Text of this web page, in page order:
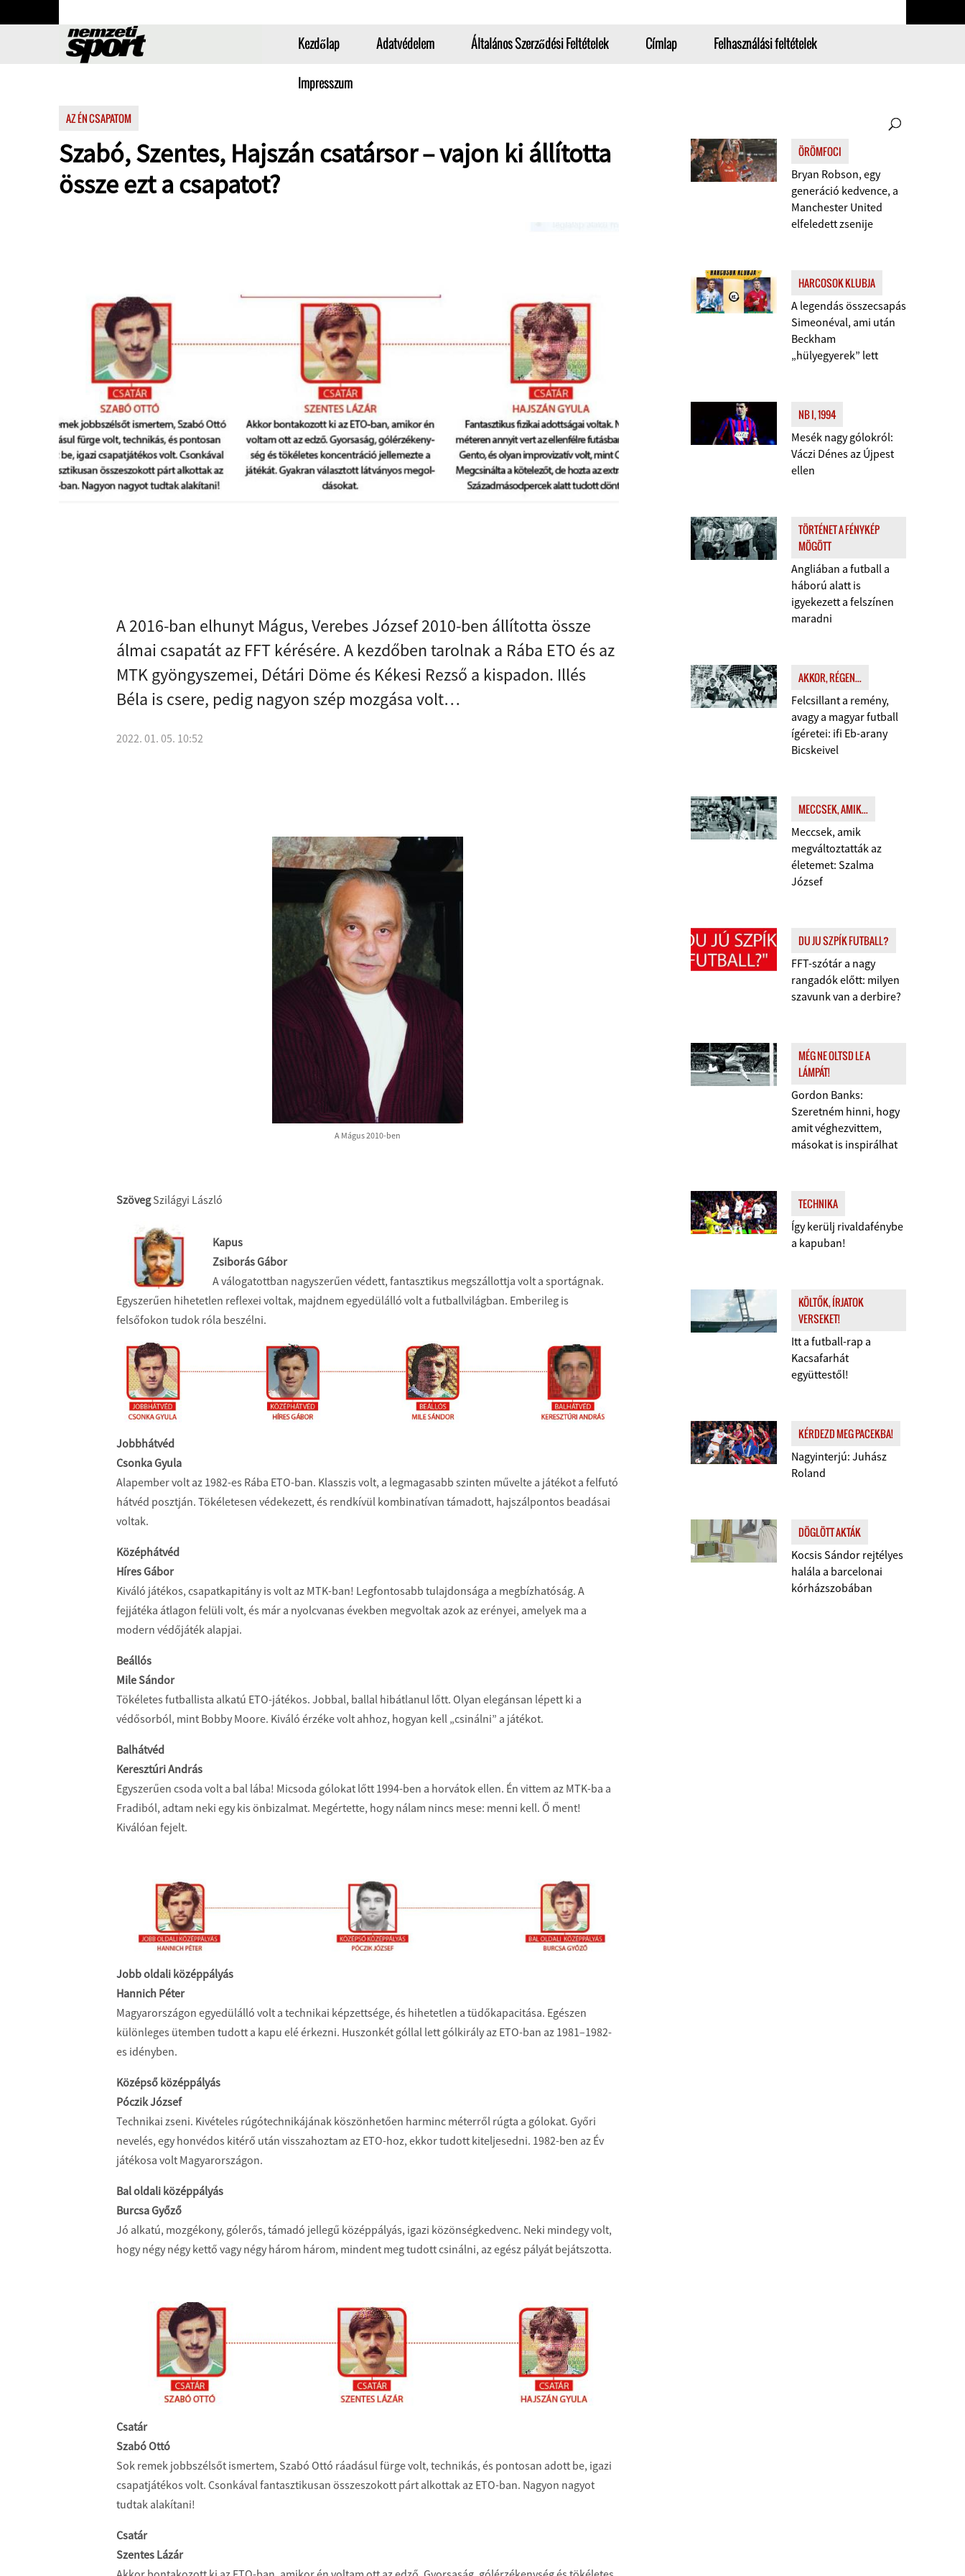
Kezdőlap Adatvédelem Általános Szerződési Feltételek Címlap Felhasználási feltételek
Impresszum
AZ ÉN CSAPATOM
Szabó, Szentes, Hajszán csatársor – vajon ki állította
össze ezt a csapatot?
A 2016-ban elhunyt Mágus, Verebes József 2010-ben állította össze
álmai csapatát az FFT kérésére. A kezdőben tarolnak a Rába ETO és az
MTK gyöngyszemei, Détári Döme és Kékesi Rezső a kispadon. Illés
Béla is csere, pedig nagyon szép mozgása volt…
2022. 01. 05. 10:52
A Mágus 2010-ben
SzövegSzilágyi László
Kapus
Zsiborás Gábor
A válogatottban nagyszerűen védett, fantasztikus megszállottja volt a sportágnak.
Egyszerűen hihetetlen reflexei voltak, majdnem egyedülálló volt a futballvilágban. Emberileg is
felsőfokon tudok róla beszélni.
Jobbhátvéd
Csonka Gyula
Alapember volt az 1982-es Rába ETO-ban. Klasszis volt, a legmagasabb szinten művelte a játékot a felfutó
hátvéd posztján. Tökéletesen védekezett, és rendkívül kombinatívan támadott, hajszálpontos beadásai
voltak.
Középhátvéd
Híres Gábor
Kiváló játékos, csapatkapitány is volt az MTK-ban! Legfontosabb tulajdonsága a megbízhatóság. A
fejjátéka átlagon felüli volt, és már a nyolcvanas években megvoltak azok az erényei, amelyek ma a
modern védőjáték alapjai.
Beállós
Mile Sándor
Tökéletes futballista alkatú ETO-játékos. Jobbal, ballal hibátlanul lőtt. Olyan elegánsan lépett ki a
védősorból, mint Bobby Moore. Kiváló érzéke volt ahhoz, hogyan kell „csinálni” a játékot.
Balhátvéd
Keresztúri András
Egyszerűen csoda volt a bal lába! Micsoda gólokat lőtt 1994-ben a horvátok ellen. Én vittem az MTK-ba a
Fradiból, adtam neki egy kis önbizalmat. Megértette, hogy nálam nincs mese: menni kell. Ő ment!
Kiválóan fejelt.
Jobb oldali középpályás
Hannich Péter
Magyarországon egyedülálló volt a technikai képzettsége, és hihetetlen a tüdőkapacitása. Egészen
különleges ütemben tudott a kapu elé érkezni. Huszonkét góllal lett gólkirály az ETO-ban az 1981–1982-
es idényben.
Középső középpályás
Póczik József
Technikai zseni. Kivételes rúgótechnikájának köszönhetően harminc méterről rúgta a gólokat. Győri
nevelés, egy honvédos kitérő után visszahoztam az ETO-hoz, ekkor tudott kiteljesedni. 1982-ben az Év
játékosa volt Magyarországon.
Bal oldali középpályás
Burcsa Győző
Jó alkatú, mozgékony, gólerős, támadó jellegű középpályás, igazi közönségkedvenc. Neki mindegy volt,
hogy négy négy kettő vagy négy három három, mindent meg tudott csinálni, az egész pályát bejátszotta.
Csatár
Szabó Ottó
Sok remek jobbszélsőt ismertem, Szabó Ottó ráadásul fürge volt, technikás, és pontosan adott be, igazi
csapatjátékos volt. Csonkával fantasztikusan összeszokott párt alkottak az ETO-ban. Nagyon nagyot
tudtak alakítani!
Csatár
Szentes Lázár
ÖRÖMFOCI
Bryan Robson, egy
generáció kedvence, a
Manchester United
elfeledett zsenije
HARCOSOK KLUBJA
A legendás összecsapás
Simeonéval, ami után
Beckham
„hülyegyerek” lett
NB I, 1994
Mesék nagy gólokról:
Váczi Dénes az Újpest
ellen
TÖRTÉNET A FÉNYKÉP
MÖGÖTT
Angliában a futball a
háború alatt is
igyekezett a felszínen
maradni
AKKOR, RÉGEN...
Felcsillant a remény,
avagy a magyar futball
ígéretei: ifi Eb-arany
Bicskeivel
MECCSEK, AMIK...
Meccsek, amik
megváltoztatták az
életemet: Szalma
József
DU JU SZPÍK FUTBALL?
FFT-szótár a nagy
rangadók előtt: milyen
szavunk van a derbire?
MÉG NE OLTSD LE A
LÁMPÁT!
Gordon Banks:
Szeretném hinni, hogy
amit véghezvittem,
másokat is inspirálhat
TECHNIKA
Így kerülj rivaldafénybe
a kapuban!
KÖLTŐK, ÍRJATOK
VERSEKET!
Itt a futball-rap a
Kacsafarhát
együttestől!
KÉRDEZD MEG PACEKBA!
Nagyinterjú: Juhász
Roland
DÖGLÖTT AKTÁK
Kocsis Sándor rejtélyes
halála a barcelonai
kórházszobában